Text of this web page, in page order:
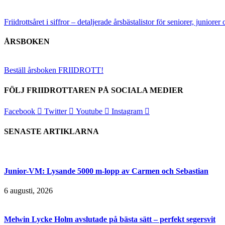
Friidrottsåret i siffror – detaljerade årsbästalistor för seniorer, juniorer
ÅRSBOKEN
Beställ årsboken FRIIDROTT!
FÖLJ FRIIDROTTAREN PÅ SOCIALA MEDIER
Facebook Twitter Youtube Instagram
SENASTE ARTIKLARNA
Junior-VM: Lysande 5000 m-lopp av Carmen och Sebastian
6 augusti, 2026
Melwin Lycke Holm avslutade på bästa sätt – perfekt segersvit